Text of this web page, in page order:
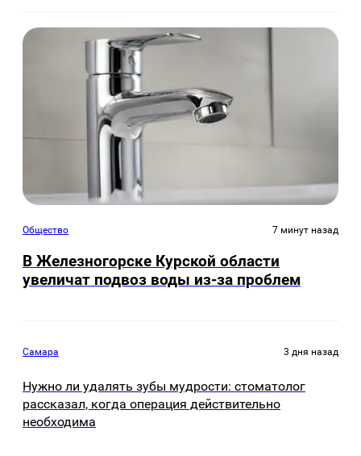
Общество 7 минут назад
В Железногорске Курской области
увеличат подвоз воды из-за проблем
Самара 3 дня назад
Нужно ли удалять зубы мудрости: стоматолог
рассказал, когда операция действительно
необходима